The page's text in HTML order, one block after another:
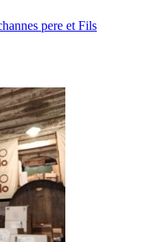
pere et Fils